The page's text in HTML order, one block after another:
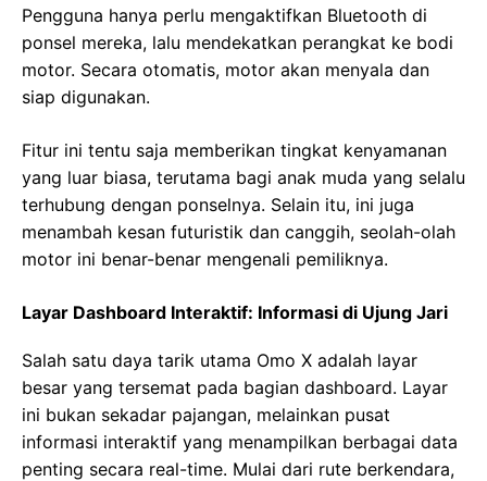
Pengguna hanya perlu mengaktifkan Bluetooth di
ponsel mereka, lalu mendekatkan perangkat ke bodi
motor. Secara otomatis, motor akan menyala dan
siap digunakan.
Fitur ini tentu saja memberikan tingkat kenyamanan
yang luar biasa, terutama bagi anak muda yang selalu
terhubung dengan ponselnya. Selain itu, ini juga
menambah kesan futuristik dan canggih, seolah-olah
motor ini benar-benar mengenali pemiliknya.
Layar Dashboard Interaktif: Informasi di Ujung Jari
Salah satu daya tarik utama Omo X adalah layar
besar yang tersemat pada bagian dashboard. Layar
ini bukan sekadar pajangan, melainkan pusat
informasi interaktif yang menampilkan berbagai data
penting secara real-time. Mulai dari rute berkendara,